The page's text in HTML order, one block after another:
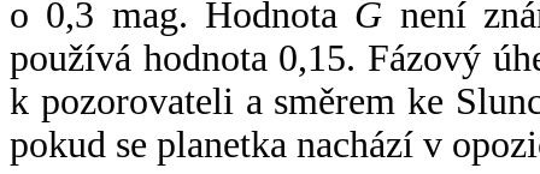
o 0,3 mag. Hodnota G není
používá hodnota 0,15. Fázový
k pozorovateli a směrem ke
pokud se planetka nachází v